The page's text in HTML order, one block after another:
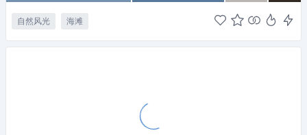
自然风光 海滩